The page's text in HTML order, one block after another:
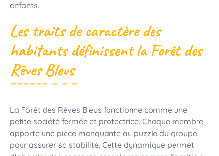
enfants.
Les traits de caractère des
habitants définissent la Forêt des
Rêves Bleus
La Forêt des Rêves Bleus fonctionne comme une
petite société fermée et protectrice. Chaque membre
apporte une pièce manquante au puzzle du groupe
pour assurer sa stabilité. Cette dynamique permet